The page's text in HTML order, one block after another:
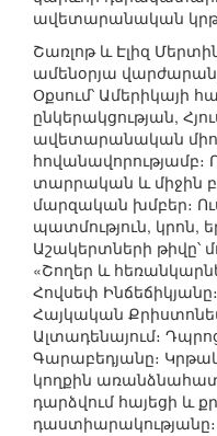
ավետարանական
Շառլոթ և Էլիզ
ամենօրյա
Օքսում՝ Ամերիկայի
ընկերակցության,
ավետարանական
տարրական և միջին
մարզական խմբեր։
պատմություն, կրոն,
Աշակերտների թիվը՝
«Շողեր և
Հովսեփ
Հայկական
Ալտադենայում։
Գարաբեդյանը։
կողքին
դարձվում հայեցի և
դաստիարակությանը։